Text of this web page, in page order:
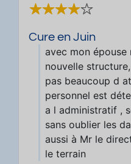
Cure en Juin
avec mon épouse
nouvelle
pas beaucoup d
personnel est
a l administratif ,
sans oublier les
aussi à Mr le
le terrain